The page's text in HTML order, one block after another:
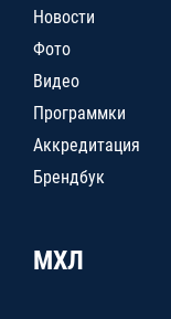
Новости
Фото
Видео
Программки
Аккредитация
Брендбук
МХЛ